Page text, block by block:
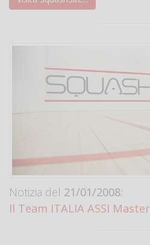
Notizia del 21/01/2008:
Il Team ITALIA ASSI